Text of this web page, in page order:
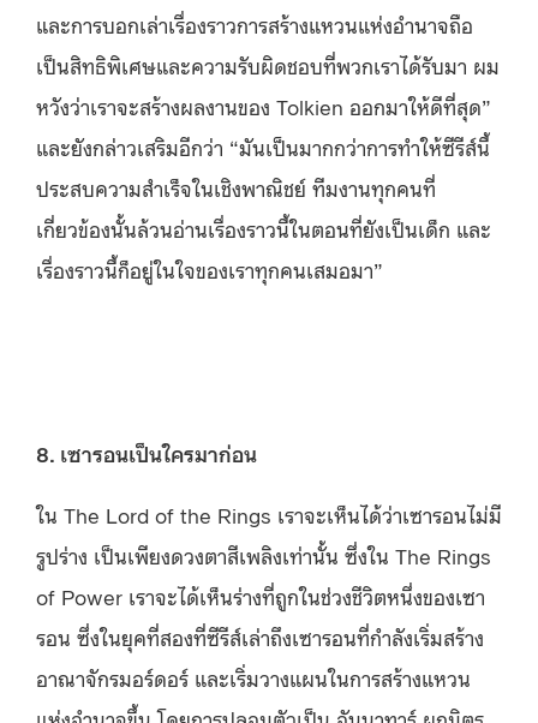
และการบอกเล่าเรื่องราวการสร้างแหวนแห่งอำนาจถือ
เป็นสิทธิพิเศษและความรับผิดชอบที่พวกเราได้รับมา ผม
หวังว่าเราจะสร้างผลงานของ Tolkien ออกมาให้ดีที่สุด”
และยังกล่าวเสริมอีกว่า “มันเป็นมากกว่าการทำให้ซีรีส์นี้
ประสบความสำเร็จในเชิงพาณิชย์ ทีมงานทุกคนที่
เกี่ยวข้องนั้นล้วนอ่านเรื่องราวนี้ในตอนที่ยังเป็นเด็ก และ
เรื่องราวนี้ก็อยู่ในใจของเราทุกคนเสมอมา”
8. เซารอนเป็นใครมาก่อน
ใน The Lord of the Rings เราจะเห็นได้ว่าเซารอนไม่มี
รูปร่าง เป็นเพียงดวงตาสีเพลิงเท่านั้น ซึ่งใน The Rings
of Power เราจะได้เห็นร่างที่ถูกในช่วงชีวิตหนึ่งของเซา
รอน ซึ่งในยุคที่สองที่ซีรีส์เล่าถึงเซารอนที่กำลังเริ่มสร้าง
อาณาจักรมอร์ดอร์ และเริ่มวางแผนในการสร้างแหวน